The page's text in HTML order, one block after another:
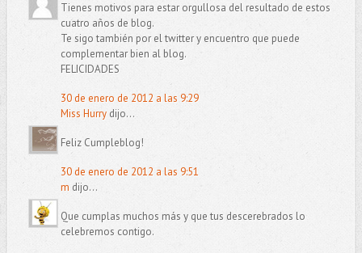
Tienes motivos para estar orgullosa del resultado de estos
cuatro años de blog.
Te sigo también por el twitter y encuentro que puede
complementar bien al blog.
FELICIDADES
30 de enero de 2012 a las 9:29
Miss Hurrydijo...
Feliz Cumpleblog!
30 de enero de 2012 a las 9:51
m dijo...
Que cumplas muchos más y que tus descerebrados lo
celebremos contigo.